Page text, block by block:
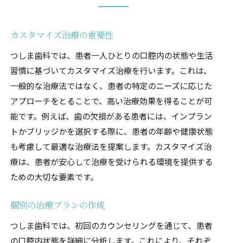
カスタマイズ治療の重要性
つしま歯科では、患者一人ひとりの口腔内の状態や生活
習慣に基づいてカスタマイズ治療を行います。これは、
一般的な治療法ではなく、患者の特定のニーズに応じた
アプローチをとることで、高い治療効果を得ることが可
能です。例えば、歯の欠損がある患者には、インプラン
トかブリッジかを選択する際に、患者の年齢や健康状態
も考慮して最適な治療法を提案します。カスタマイズ治
療は、患者が安心して治療を受けられる環境を提供する
ための大切な要素です。
個別の治療プランの作成
つしま歯科では、初回のカウンセリングを通じて、患者
の口腔内状態を詳細に分析します。これにより、それぞ